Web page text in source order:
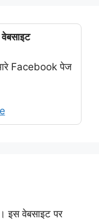
Facebook पेज
इस वेबसाइट पर